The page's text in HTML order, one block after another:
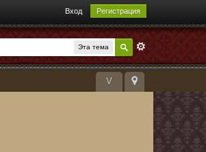
Вход Регистрация
Эта тема
V